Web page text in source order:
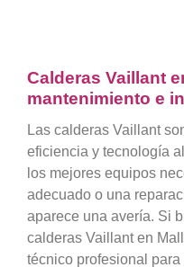
Calderas Vaillant
mantenimiento e
Las calderas Vaillant
eficiencia y tecnología
los mejores equipos
adecuado o una
aparece una avería. Si
calderas Vaillant en
técnico profesional